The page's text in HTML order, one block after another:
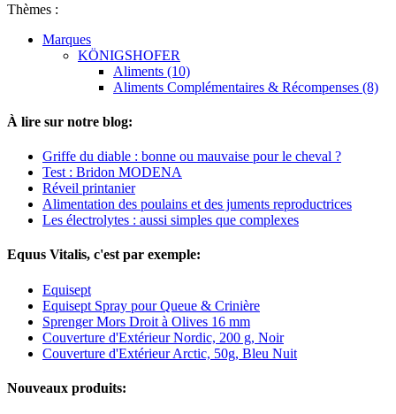
Thèmes :
Marques
KÖNIGSHOFER
Aliments (10)
Aliments Complémentaires & Récompenses (8)
À lire sur notre blog:
Griffe du diable : bonne ou mauvaise pour le cheval ?
Test : Bridon MODENA
Réveil printanier
Alimentation des poulains et des juments reproductrices
Les électrolytes : aussi simples que complexes
Equus Vitalis, c'est par exemple:
Equisept
Equisept Spray pour Queue & Crinière
Sprenger Mors Droit à Olives 16 mm
Couverture d'Extérieur Nordic, 200 g, Noir
Couverture d'Extérieur Arctic, 50g, Bleu Nuit
Nouveaux produits: